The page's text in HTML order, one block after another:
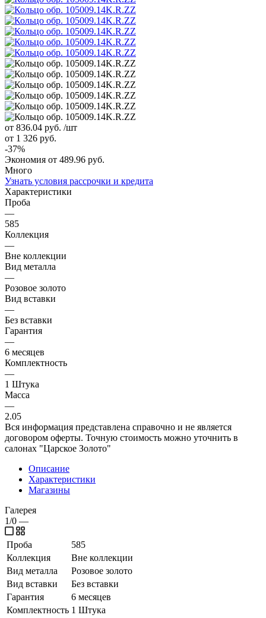
от 836.04 руб. /шт
от 1 326 руб.
-37%
Экономия от 489.96 руб.
Много
Узнать условия рассрочки и кредита
Характеристики
Проба
—
585
Коллекция
—
Вне коллекции
Вид металла
—
Розовое золото
Вид вставки
—
Без вставки
Гарантия
—
6 месяцев
Комплектность
—
1 Штука
Масса
—
2.05
Вся информация представлена справочно и не является
договором оферты. Точную стоимость можно уточнить в
салонах "Царское Золото"
Описание
Характеристики
Магазины
Галерея
1/0 —
Проба
585
Коллекция
Вне коллекции
Вид металла
Розовое золото
Вид вставки
Без вставки
Гарантия
6 месяцев
Комплектность 1 Штука